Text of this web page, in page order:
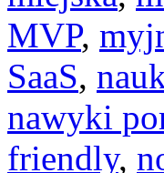
MVP,
SaaS,
nawyki
friendly,